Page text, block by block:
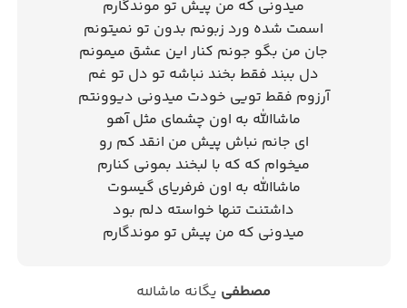
میدونی که من پیش تو موندگارم
اسمت شده ورد زبونم بدون تو نمیتونم
جان من بگو جونم کنار این عشق میمونم
دل ببند فقط بخند نباشه تو دل تو غم
آرزوم فقط تویی خودت میدونی دیوونتم
ماشاالله به اون چشمای مثل آهو
ای جانم نباش پیش من انقد کم رو
میخوام که که با لبخند بمونی کنارم
ماشاالله به اون فرفریای گیسوت
داشتنت تنها خواسته دلم بود
میدونی که من پیش تو موندگارم
مصطفی یگانه ماشالله